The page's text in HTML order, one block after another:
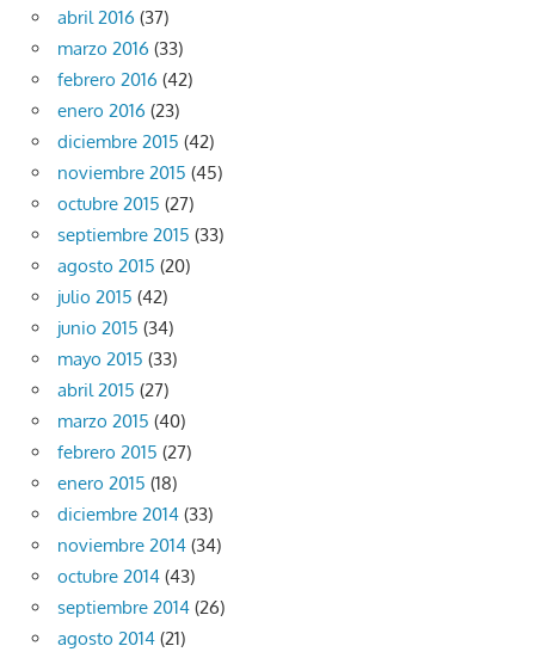
abril 2016 (37)
marzo 2016 (33)
febrero 2016 (42)
enero 2016 (23)
diciembre 2015 (42)
noviembre 2015 (45)
octubre 2015 (27)
septiembre 2015 (33)
agosto 2015 (20)
julio 2015 (42)
junio 2015 (34)
mayo 2015 (33)
abril 2015 (27)
marzo 2015 (40)
febrero 2015 (27)
enero 2015 (18)
diciembre 2014 (33)
noviembre 2014 (34)
octubre 2014 (43)
septiembre 2014 (26)
agosto 2014 (21)